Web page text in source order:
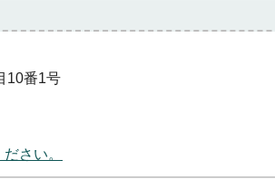
10番1号
さい。